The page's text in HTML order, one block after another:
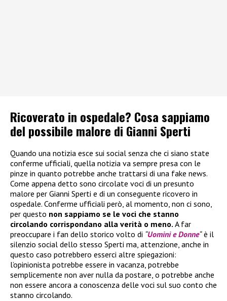
Ricoverato in ospedale? Cosa sappiamo
del possibile malore di Gianni Sperti
Quando una notizia esce sui social senza che ci siano state
conferme ufficiali, quella notizia va sempre presa con le
pinze in quanto potrebbe anche trattarsi di una fake news.
Come appena detto sono circolate voci di un presunto
malore per Gianni Sperti e di un conseguente ricovero in
ospedale. Conferme ufficiali però, al momento, non ci sono,
per questo non sappiamo se le voci che stanno
circolando corrispondano alla verità o meno. A far
preoccupare i fan dello storico volto di “Uomini e Donne“è il
silenzio social dello stesso Sperti ma, attenzione, anche in
questo caso potrebbero esserci altre spiegazioni:
l’opinionista potrebbe essere in vacanza, potrebbe
semplicemente non aver nulla da postare, o potrebbe anche
non essere ancora a conoscenza delle voci sul suo conto che
stanno circolando.